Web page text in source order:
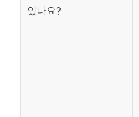
있나요?